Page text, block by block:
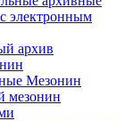
электронным
архив
Мезонин
мезонин